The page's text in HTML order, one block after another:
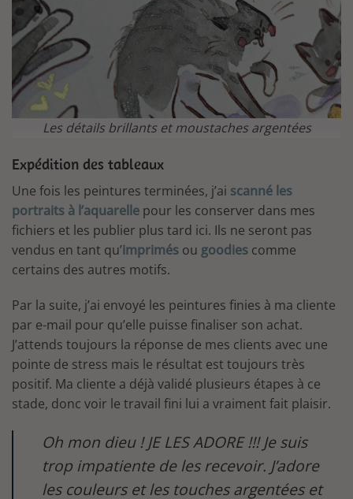
Les détails brillants et moustaches argentées
Expédition des tableaux
Une fois les peintures terminées, j’ai scanné les
portraits à l’aquarelle pour les conserver dans mes
fichiers et les publier plus tard ici. Ils ne seront pas
vendus en tant qu’imprimés ou goodies comme
certains des autres motifs.
Par la suite, j’ai envoyé les peintures finies à ma cliente
par e-mail pour qu’elle puisse finaliser son achat.
J’attends toujours la réponse de mes clients avec une
pointe de stress mais le résultat est toujours très
positif. Ma cliente a déjà validé plusieurs étapes à ce
stade, donc voir le travail fini lui a vraiment fait plaisir.
Oh mon dieu ! JE LES ADORE !!! Je suis
trop impatiente de les recevoir. J’adore
les couleurs et les touches argentées et